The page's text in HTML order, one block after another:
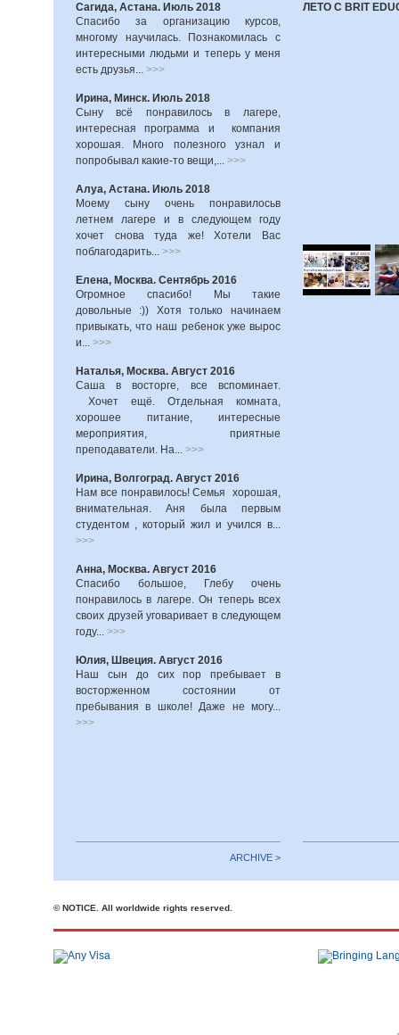
Сагида, Астана. Июль 2018
Спасибо за организацию курсов,
многому научилась. Познакомилась с
интересными людьми и теперь у меня
есть друзья... >>>
Ирина, Минск. Июль 2018
Сыну всё понравилось в лагере,
интересная программа и компания
хорошая. Много полезного узнал и
попробывал какие-то вещи,... >>>
Алуа, Астана. Июль 2018
Моему сыну очень понравилосьв
летнем лагере и в следующем году
хочет снова туда же! Хотели Вас
поблагодарить... >>>
Елена, Москва. Сентябрь 2016
Огромное спасибо! Мы такие
довольные :)) Хотя только начинаем
привыкать, что наш ребенок уже вырос
и... >>>
Наталья, Москва. Август 2016
Саша в восторге, все вспоминает.
Хочет ещё. Отдельная комната,
хорошее питание, интересные
мероприятия, приятные
преподаватели. На... >>>
Ирина, Волгоград. Август 2016
Нам все понравилось! Семья хорошая,
внимательная. Аня была первым
студентом , который жил и учился в...
>>>
Анна, Москва. Август 2016
Спасибо большое, Глебу очень
понравилось в лагере. Он теперь всех
своих друзей уговаривает в следующем
году... >>>
Юлия, Швеция. Август 2016
Наш сын до сих пор пребывает в
восторженном состоянии от
пребывания в школе! Даже не могу...
>>>
ARCHIVE >
ЛЕТО С BRIT
© NOTICE. All worldwide rights reserved.